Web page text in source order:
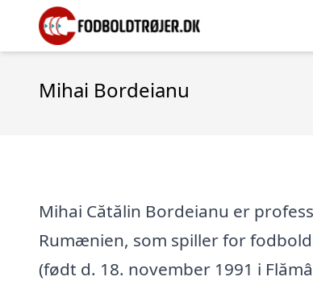
Mihai Bordeianu
Mihai Cătălin Bordeianu er
Rumænien, som spiller for
(født d. 18. november 1991 i